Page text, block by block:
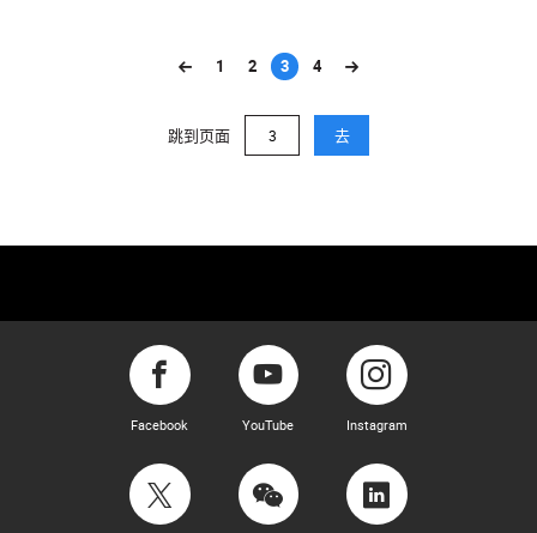
1 2 3
(current)
4
跳到页面 去
Facebook YouTube Instagram